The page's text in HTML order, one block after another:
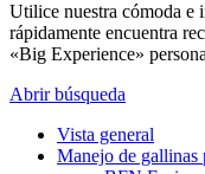
Utilice nuestra cómoda e
rápidamente encuentra
«Big Experience»
Abrir búsqueda
Vista general
Manejo de gallinas